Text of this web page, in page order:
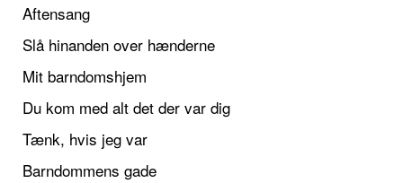
Aftensang
Slå hinanden over hænderne
Mit barndomshjem
Du kom med alt det der var dig
Tænk, hvis jeg var
Barndommens gade